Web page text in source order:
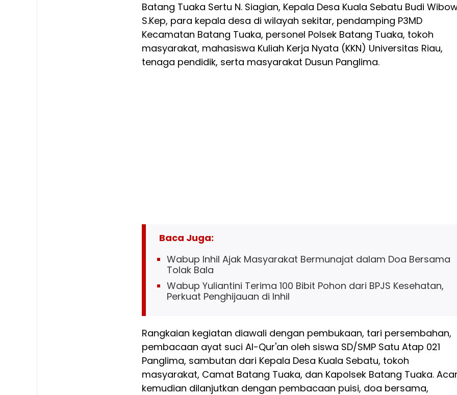
Batang Tuaka Sertu N. Siagian, Kepala Desa Kuala Sebatu Budi
S.Kep, para kepala desa di wilayah sekitar, pendamping P3MD
Kecamatan Batang Tuaka, personel Polsek Batang Tuaka, tokoh
masyarakat, mahasiswa Kuliah Kerja Nyata (KKN) Universitas Riau,
tenaga pendidik, serta masyarakat Dusun Panglima.
Baca Juga:
Wabup Inhil Ajak Masyarakat Bermunajat dalam Doa Bersama
Tolak Bala
Wabup Yuliantini Terima 100 Bibit Pohon dari BPJS Kesehatan,
Perkuat Penghijauan di Inhil
Rangkaian kegiatan diawali dengan pembukaan, tari persembahan,
pembacaan ayat suci Al-Qur'an oleh siswa SD/SMP Satu Atap 021
Panglima, sambutan dari Kepala Desa Kuala Sebatu, tokoh
masyarakat, Camat Batang Tuaka, dan Kapolsek Batang Tuaka.
kemudian dilanjutkan dengan pembacaan puisi, doa bersama,